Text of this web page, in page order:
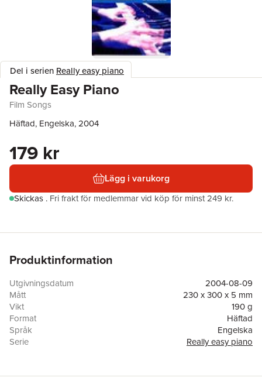
Del i serien Really easy piano
Really Easy Piano
Film Songs
Häftad, Engelska, 2004
179 kr
Lägg i varukorg
Skickas . Fri frakt för medlemmar vid köp för minst 249 kr.
Produktinformation
Utgivningsdatum
2004-08-09
Mått
230 x 300 x 5 mm
Vikt
190 g
Format
Häftad
Språk
Engelska
Serie
Really easy piano
ISBN
9781844495702